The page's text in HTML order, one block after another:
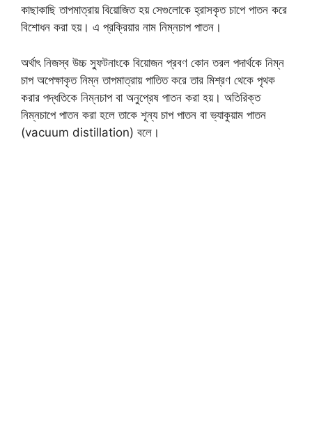
কাছাকাছি তাপমাত্রায় বিয়োজিত হয় সেগুলোকে হ্রাসকৃত চাপে পাতন করে
বিশোধন করা হয়। এ প্রক্রিয়ার নাম নিম্নচাপ পাতন।
অর্থাৎ নিজস্ব উচ্চ স্ফুটনাংকে বিয়োজন প্রবণ কোন তরল পদার্থকে নিম্ন
চাপ অপেক্ষাকৃত নিম্ন তাপমাত্রায় পাতিত করে তার মিশ্রণ থেকে পৃথক
করার পদ্ধতিকে নিম্নচাপ বা অনুপ্রেষ পাতন করা হয়। অতিরিক্ত
নিম্নচাপে পাতন করা হলে তাকে শূন্য চাপ পাতন বা ভ্যাকুয়াম পাতন
(vacuum distillation) বলে।